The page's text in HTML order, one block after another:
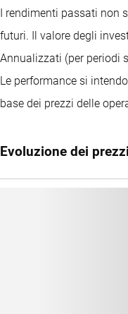
I rendimenti passati non
futuri. Il valore degli
Annualizzati (per periodi
Le performance si
base dei prezzi delle
Evoluzione dei prezzi